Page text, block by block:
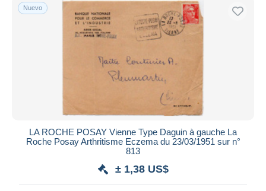
Nuevo
LA ROCHE POSAY Vienne Type Daguin à gauche La
Roche Posay Arthritisme Eczema du 23/03/1951 sur n°
813
± 1,38 US$